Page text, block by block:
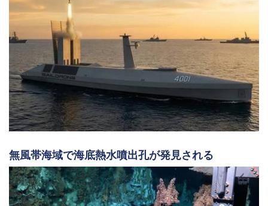
無風帯海域で海底熱水噴出孔が発見される